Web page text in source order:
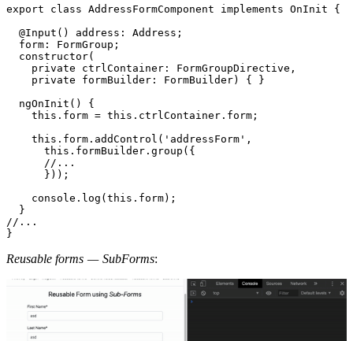
export class AddressFormComponent implements OnInit {
//...
}
Reusable forms — SubForms: